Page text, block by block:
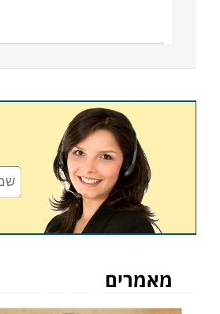
מאמרים